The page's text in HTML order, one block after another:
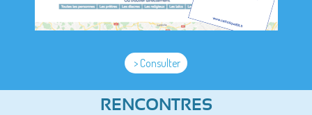
> Consulter
RENCONTRES